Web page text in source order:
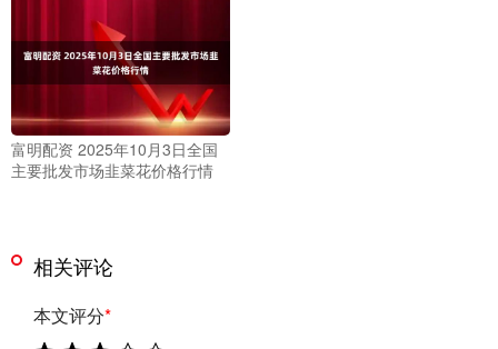
富明配资 2025年10月3日全国
主要批发市场韭菜花价格行情
相关评论
本文评分*